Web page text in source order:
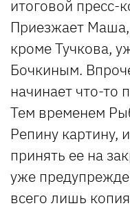
итоговой пресс-
Приезжает Маша,
кроме Тучкова,
Бочкиным.
начинает что-то
Тем временем
Репину картину,
принять ее на
уже
всего лишь